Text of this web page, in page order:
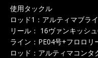
使用タックル
ロッド1：アルティマブラ
リール： 16ヴァンキッシ
ライン：PE04号+フロロリ
ロッド：アルティマコンタ